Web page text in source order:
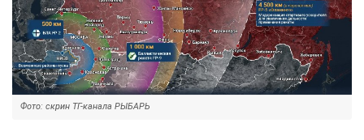
Фото: скрин ТГ-канала РЫБАРЬ